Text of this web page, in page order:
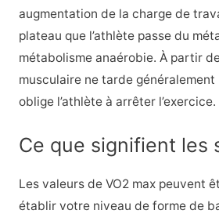
augmentation de la charge de
plateau que l’athlète passe du
métabolisme anaérobie. À partir
musculaire ne tarde généralement
oblige l’athlète à arrêter l’exercice.
Ce que signifient les
Les valeurs de VO2 max peuvent
établir votre niveau de forme de